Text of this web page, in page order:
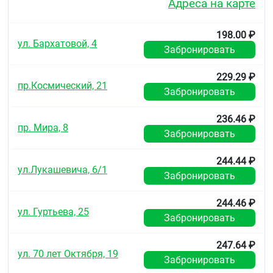
бромом, проявлениями которого бывают:
нарушение координации движений.
Редко, при повышенной чувствительности могут
При проявлении каких-либо побочных (необычных)
эффектов, не отражённых в инструкции,
необходимо сообщить о них лечащему врачу.
При лёгкой и среднетяжёлой интоксикации
наблюдается сонливость, головокружение,
В тяжёлых случаях — кома, снижение
тахикардия, сосудистый коллапс, снижение
периферических рефлексов.
Адреса на карте
ул. Бархатовой, 4
198.00 ₽
Забронировать
пр.Космический, 21
229.29 ₽
Забронировать
пр. Мира, 8
236.46 ₽
Забронировать
ул.Лукашевича, 6/1
244.44 ₽
Забронировать
ул. Гуртьева, 25
244.46 ₽
Забронировать
ул. 70 лет Октября, 19
247.64 ₽
Забронировать